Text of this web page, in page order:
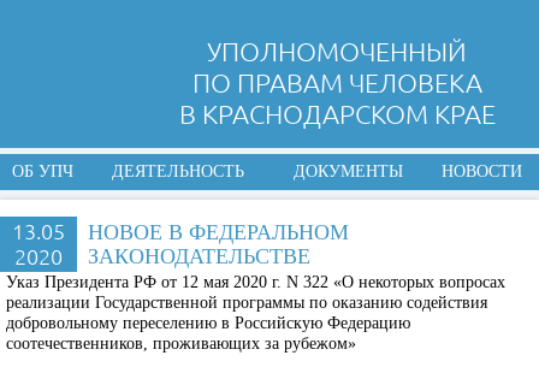
УПОЛНОМОЧЕННЫЙ
ПО ПРАВАМ ЧЕЛОВЕКА
В КРАСНОДАРСКОМ КРАЕ
ОБ УПЧ ДЕЯТЕЛЬНОСТЬ ДОКУМЕНТЫ НОВОСТИ
13.05
2020
НОВОЕ В ФЕДЕРАЛЬНОМ
ЗАКОНОДАТЕЛЬСТВЕ
Указ Президента РФ от 12 мая 2020 г. N 322 «О некоторых вопросах
реализации Государственной программы по оказанию содействия
добровольному переселению в Российскую Федерацию
соотечественников, проживающих за рубежом»